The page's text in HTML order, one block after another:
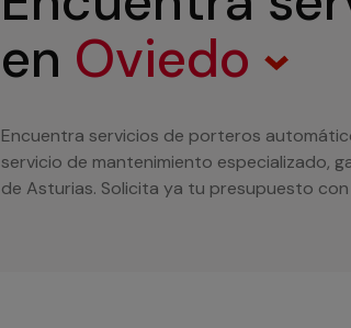
en Oviedo
Encuentra servicios de porteros
servicio de mantenimiento especializado,
de Asturias. Solicita ya tu presupuesto